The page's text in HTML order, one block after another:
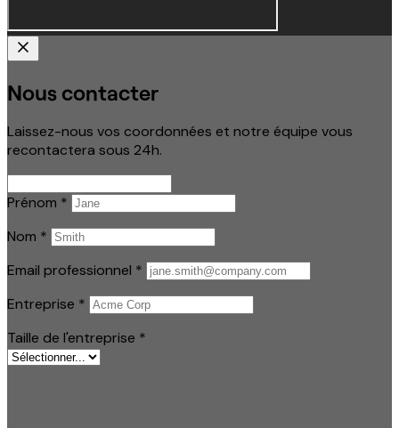
Nous contacter
Laissez-nous vos coordonnées et notre équipe vous
recontactera sous 24h.
Prénom *
Nom *
Email professionnel *
Entreprise *
Taille de l'entreprise *